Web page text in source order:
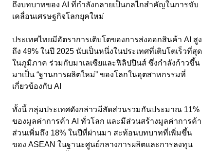
ถึงบทบาทของ AI ที่กำลังกลายเป็นกลไกสำคัญในการขับ
เคลื่อนเศรษฐกิจโลกยุคใหม่
ประเทศไทยมีอัตราการเติบโตของการส่งออกสินค้า AI สูง
ถึง 49% ในปี 2025 นับเป็นหนึ่งในประเทศที่เติบโตเร็วที่สุด
ในภูมิภาค ร่วมกับมาเลเซียและฟิลิปปินส์ ซึ่งกำลังก้าวขึ้น
มาเป็น “ฐานการผลิตใหม่” ของโลกในอุตสาหกรรมที่
เกี่ยวข้องกับ AI
ทั้งนี้ กลุ่มประเทศดังกล่าวมีสัดส่วนรวมกันประมาณ 11%
ของมูลค่าการค้า AI ทั่วโลก และมีส่วนสร้างมูลค่าการค้า
ส่วนเพิ่มถึง 18% ในปีที่ผ่านมา สะท้อนบทบาทที่เพิ่มขึ้น
ของ ASEAN ในฐานะศูนย์กลางการผลิตและการลงทุน